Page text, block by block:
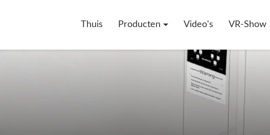
Thuis Producten Video's VR-Show